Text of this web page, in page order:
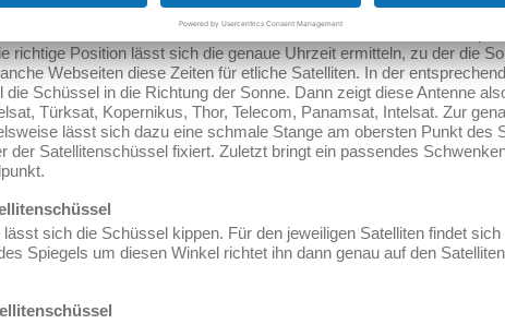
erlaubt ihr Schwenken in Ost-West-Richtung. Um
Satelliten drehen. Danach kann man die Satellitenschüsseln
richtige Position lässt sich die genaue Uhrzeit ermitteln, zu der die
Webseiten diese Zeiten für etliche Satelliten. In der
Schüssel in die Richtung der Sonne. Dann zeigt diese Antenne
Türksat, Kopernikus, Thor, Telecom, Panamsat, Intelsat. Zur
lässt sich dazu eine schmale Stange am obersten Punkt des
der Satellitenschüssel fixiert. Zuletzt bringt ein passendes
sich die Schüssel kippen. Für den jeweiligen Satelliten findet
Spiegels um diesen Winkel richtet ihn dann genau auf den